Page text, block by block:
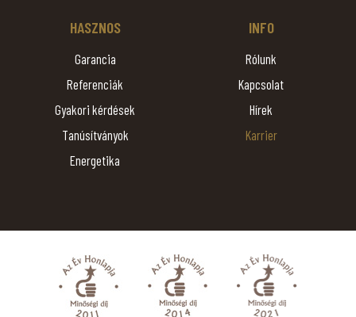
HASZNOS
Garancia
Referenciák
Gyakori kérdések
Tanúsítványok
Energetika
INFO
Rólunk
Kapcsolat
Hírek
Karrier